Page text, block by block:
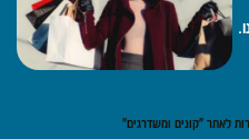
לאתר "קונים ומשדרגים"